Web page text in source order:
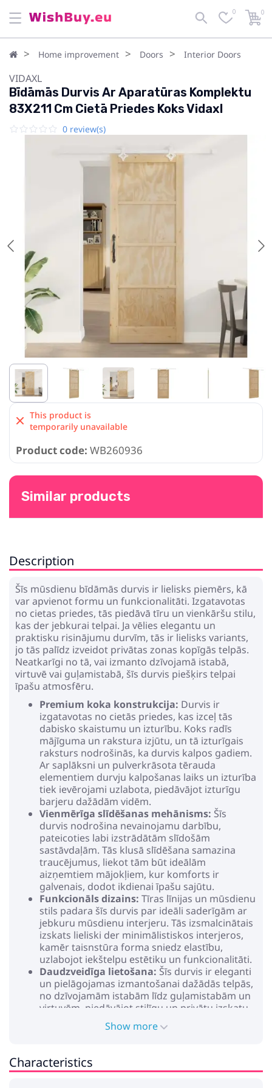
0 0
Home improvement Doors Interior Doors
VIDAXL
Bīdāmās Durvis Ar Aparatūras Komplektu
83X211 Cm Cietā Priedes Koks Vidaxl
0 review(s)
This product is
temporarily unavailable
Product code: WB260936
Similar products
Description
Šīs mūsdienu bīdāmās durvis ir lielisks piemērs, kā
var apvienot formu un funkcionalitāti. Izgatavotas
no cietas priedes, tās piedāvā tīru un vienkāršu stilu,
kas der jebkurai telpai. Ja vēlies elegantu un
praktisku risinājumu durvīm, tās ir lielisks variants,
jo tās palīdz izveidot privātas zonas kopīgās telpās.
Neatkarīgi no tā, vai izmanto dzīvojamā istabā,
virtuvē vai guļamistabā, šīs durvis piešķirs telpai
īpašu atmosfēru.
Premium koka konstrukcija: Durvis ir
izgatavotas no cietās priedes, kas izceļ tās
dabisko skaistumu un izturību. Koks radīs
mājīguma un rakstura izjūtu, un tā izturīgais
raksturs nodrošinās, ka durvis kalpos gadiem.
Ar saplāksni un pulverkrāsota tērauda
elementiem durvju kalpošanas laiks un izturība
tiek ievērojami uzlabota, piedāvājot izturīgu
barjeru dažādām vidēm.
Vienmērīga slīdēšanas mehānisms: Šīs
durvis nodrošina nevainojamu darbību,
pateicoties labi izstrādātām slīdošām
sastāvdaļām. Tās klusā slīdēšana samazina
traucējumus, liekot tām būt ideālām
aizņemtiem mājokļiem, kur komforts ir
galvenais, dodot ikdienai īpašu sajūtu.
Funkcionāls dizains: Tīras līnijas un mūsdienu
stils padara šīs durvis par ideāli saderīgām ar
jebkuru mūsdienu interjeru. Tās izsmalcinātais
izskats lieliski der minimālistiskos interjeros,
kamēr taisnstūra forma sniedz elastību,
uzlabojot iekštelpu estētiku un funkcionalitāti.
Daudzveidīga lietošana: Šīs durvis ir eleganti
un pielāgojamas izmantošanai dažādās telpās,
no dzīvojamām istabām līdz guļamistabām un
virtuvēm, piedāvājot stilīgu un privātu izskatu.
To universālais raksturs padara tās par labu
risinājumu atsevišķu zonu izveidošanai mājā.
pavisam viegli - vienkārši noslaucīt ar sausu
drānu, lai noņemtu putekļus vai traipus. Šī
Show more
Characteristics